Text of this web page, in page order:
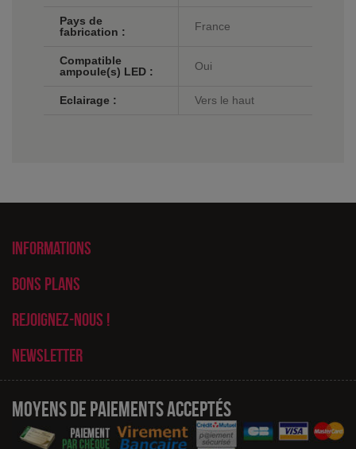
Pays de
fabrication :
France
Compatible
ampoule(s) LED :
Oui
Eclairage : Vers le haut
Informations
Bons plans
Rejoignez-nous !
Newsletter
Moyens de paiements acceptés